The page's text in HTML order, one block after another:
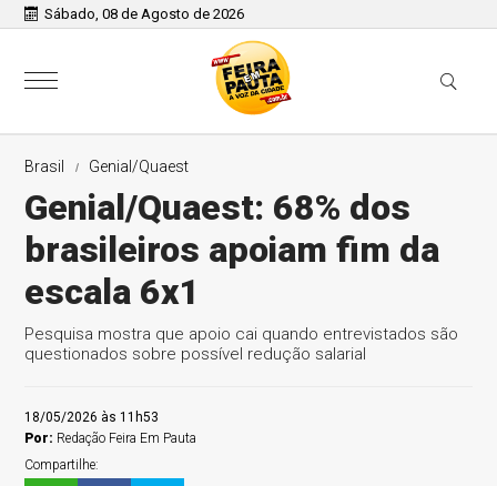
Sábado, 08 de Agosto de 2026
Brasil Genial/Quaest
Genial/Quaest: 68% dos
brasileiros apoiam fim da
escala 6x1
Pesquisa mostra que apoio cai quando entrevistados são
questionados sobre possível redução salarial
18/05/2026 às 11h53
Por: Redação Feira Em Pauta
Compartilhe: